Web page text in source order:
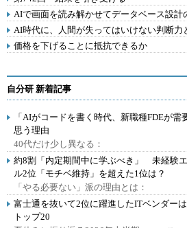
AIで画面を読み解かせてデータベース設計
AI時代に、人間が失ってはいけない判断力
価格を下げることに抵抗できるか
自分研 新着記事
「AIがコードを書く時代、新職種FDEが
思う理由
40代だけ少し異なる：
約8割「内定期間中に学ぶべき」 未経験
ル2位「モチベ維持」を超えた1位は？
「やる必要ない」派の理由とは：
富士通を抜いて2位に躍進したITベンダー
トップ20